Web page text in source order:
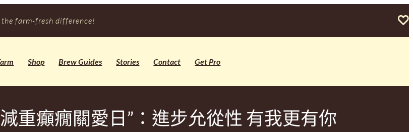
farm-fresh difference!
Shop Brew Guides Stories Contact Get Pro
重癲癇關愛日”：進步允從性 有我更有你